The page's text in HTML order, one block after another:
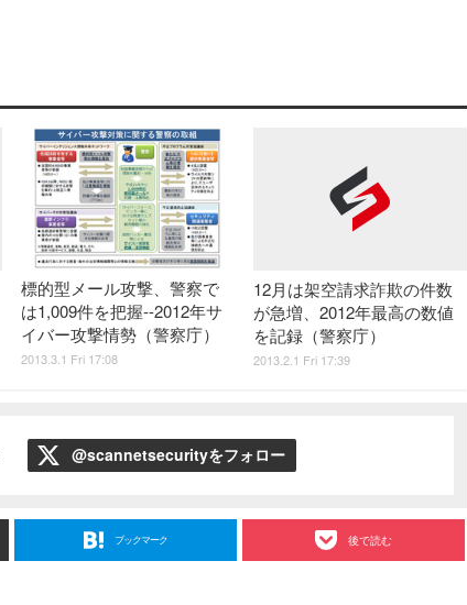
標的型メール攻撃、警察で
は1,009件を把握--2012年サ
イバー攻撃情勢（警察庁）
2013.3.1 Fri 17:08
12月は架空請求詐欺の件数
が急増、2012年最高の数値
を記録（警察庁）
2013.2.1 Fri 17:39
@scannetsecurityをフォロー
ブックマーク 後で読む